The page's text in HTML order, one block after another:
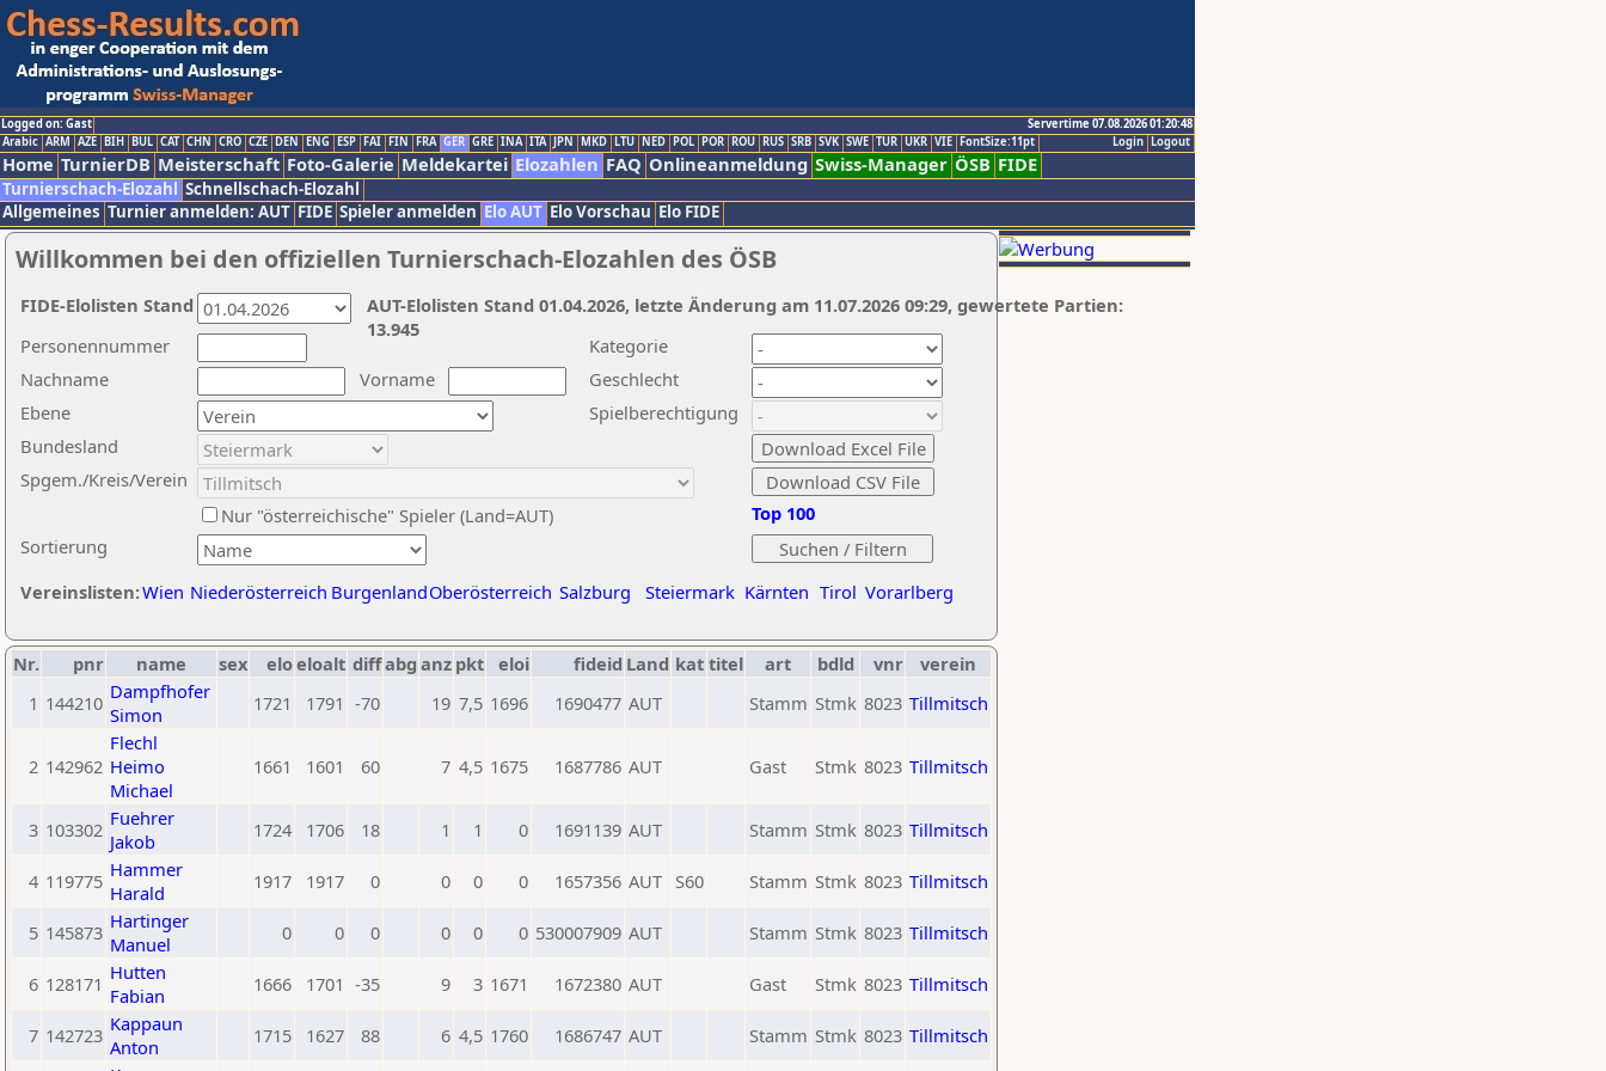
Logged on: Gast
Servertime 07.08.2026 01:20:48
Logout
Login
Arabic ARM AZE BIH BUL CAT CHN CRO CZE DEN ENG ESP FAI FIN FRA GER GRE INA ITA JPN MKD LTU NED POL POR ROU RUS SRB SVK SWE TUR UKR VIE FontSize:11pt
Home TurnierDB Meisterschaft Foto-Galerie Meldekartei Elozahlen FAQ Onlineanmeldung Swiss-Manager ÖSB FIDE
Turnierschach-Elozahl Schnellschach-Elozahl
Allgemeines Turnier anmelden: AUT FIDE Spieler anmelden Elo AUT Elo Vorschau Elo FIDE
Willkommen bei den offiziellen Turnierschach-Elozahlen des ÖSB
Nachname
Vorname
Ebene
Kategorie
Sortierung
Personennummer
Bundesland
Spgem./Kreis/Verein
Geschlecht
Nur "österreichische" Spieler (Land=AUT)
Spielberechtigung
Vereinslisten:Wien Niederösterreich BurgenlandOberösterreich Salzburg Steiermark Kärnten Tirol Vorarlberg
Top 100
AUT-Elolisten Stand 01.04.2026, letzte Änderung am 11.07.2026 09:29, gewertete Partien:
13.945
FIDE-Elolisten Stand
Nr. pnr name sex eloeloalt diffabg anz pkt eloi fideid Land kat titel art bdld vnr
verein
1 144210 Dampfhofer
Simon
1721 1791 -70 19 7,5 1696 1690477 AUT Stamm Stmk 8023 Tillmitsch
2 142962
Flechl
Heimo
Michael
1661 1601 60 7 4,5 1675 1687786 AUT Gast Stmk 8023 Tillmitsch
3 103302 Fuehrer
Jakob
1724 1706 18 1 1 0 1691139 AUT Stamm Stmk 8023 Tillmitsch
4 119775 Hammer
Harald
1917 1917 0 0 0 0 1657356 AUT S60 Stamm Stmk 8023 Tillmitsch
5 145873 Hartinger
Manuel
0 0 0 0 0 0 530007909 AUT Stamm Stmk 8023 Tillmitsch
6 128171 Hutten
Fabian
1666 1701 -35 9 3 1671 1672380 AUT Gast Stmk 8023 Tillmitsch
7 142723 Kappaun
Anton
1715 1627 88 6 4,5 1760 1686747 AUT Stamm Stmk 8023 Tillmitsch